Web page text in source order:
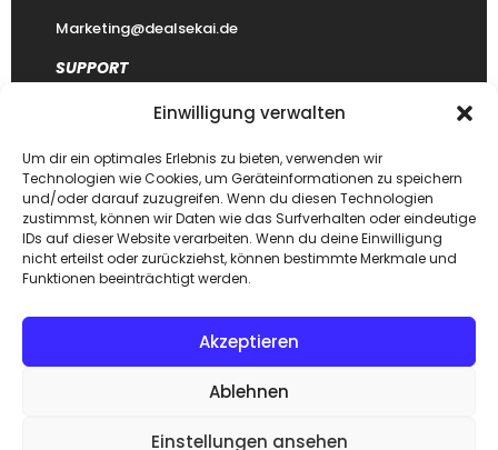
Einwilligung verwalten
Um dir ein optimales Erlebnis zu bieten, verwenden wir
Technologien wie Cookies, um Geräteinformationen zu speichern
und/oder darauf zuzugreifen. Wenn du diesen Technologien
zustimmst, können wir Daten wie das Surfverhalten oder eindeutige
IDs auf dieser Website verarbeiten. Wenn du deine Einwilligung
nicht erteilst oder zurückziehst, können bestimmte Merkmale und
Funktionen beeinträchtigt werden.
Akzeptieren
Ablehnen
Einstellungen ansehen
Marketing@dealsekai.de
SUPPORT
datenschutzerklärung
Impressum
Haftungsausschluss
FAQ Dealsekai
Copyright © 2026. Designed byDealsekai